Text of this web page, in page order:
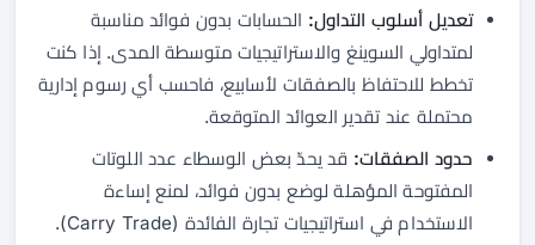
تعديل أسلوب التداول: الحسابات بدون فوائد مناسبة
لمتداولي السوينغ والاستراتيجيات متوسطة المدى. إذا كنت
تخطط للاحتفاظ بالصفقات لأسابيع، فاحسب أي رسوم إدارية
محتملة عند تقدير العوائد المتوقعة.
حدود الصفقات: قد يحدّ بعض الوسطاء عدد اللوتات
المفتوحة المؤهلة لوضع بدون فوائد، لمنع إساءة
الاستخدام في استراتيجيات تجارة الفائدة (Carry Trade).